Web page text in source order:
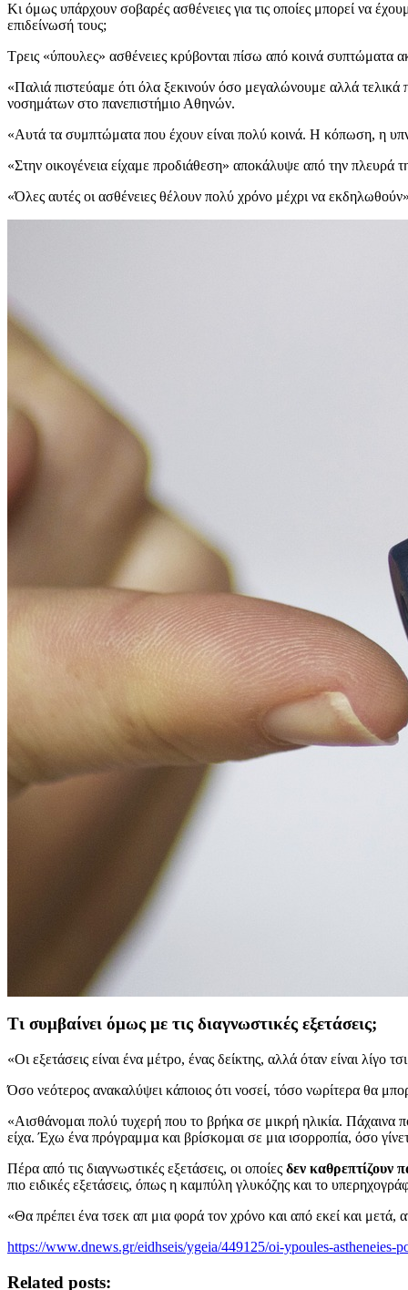
Κι όμως υπάρχουν σοβαρές ασθένειες για τις οποίες μπορεί να
επιδείνωσή τους;
Τρεις «ύπουλες» ασθένειες κρύβονται πίσω από κοινά συπτώματα
«Παλιά πιστεύαμε ότι όλα ξεκινούν όσο μεγαλώνουμε αλλά
νοσημάτων στο πανεπιστήμιο Αθηνών.
«Αυτά τα συμπτώματα που έχουν είναι πολύ κοινά. Η κόπωση, η
«Στην οικογένεια είχαμε προδιάθεση» αποκάλυψε από την
«Όλες αυτές οι ασθένειες θέλουν πολύ χρόνο μέχρι να
Τι συμβαίνει όμως με τις διαγνωστικές εξετάσεις;
«Οι εξετάσεις είναι ένα μέτρο, ένας δείκτης, αλλά όταν είναι λίγο
Όσο νεότερος ανακαλύψει κάποιος ότι νοσεί, τόσο νωρίτερα θα
«Αισθάνομαι πολύ τυχερή που το βρήκα σε μικρή ηλικία.
είχα. Έχω ένα πρόγραμμα και βρίσκομαι σε μια ισορροπία, όσο
Πέρα από τις διαγνωστικές εξετάσεις, οι οποίες δεν καθρεπτίζουν
πιο ειδικές εξετάσεις, όπως η καμπύλη γλυκόζης και το
«Θα πρέπει ένα τσεκ απ μια φορά τον χρόνο και από εκεί και μετά,
https://www.dnews.gr/eidhseis/ygeia/449125/oi-ypoules-
Related posts: